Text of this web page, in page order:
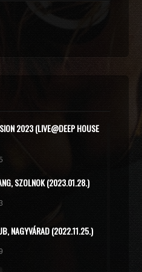
2023 (LIVE@DEEP HOUSE
SZOLNOK (2023.01.28.)
NAGYVÁRAD (2022.11.25.)